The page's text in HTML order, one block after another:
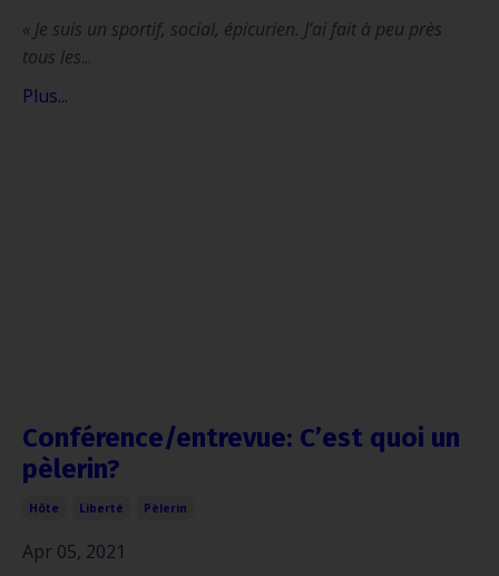
« Je suis un sportif, social, épicurien. J’ai fait à peu près
tous les...
Plus...
Conférence/entrevue: C’est quoi un
pèlerin?
Hôte Liberté Pèlerin
Apr 05, 2021